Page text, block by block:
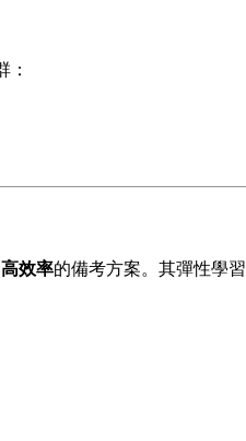
：
效率的備考方案。其彈性學